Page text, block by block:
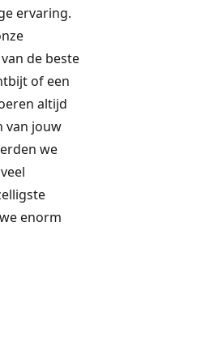
ervaring.
de beste
of een
altijd
van jouw
we
enorm